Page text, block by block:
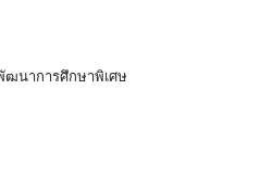
ฒนาการศึกษาพิเศษ